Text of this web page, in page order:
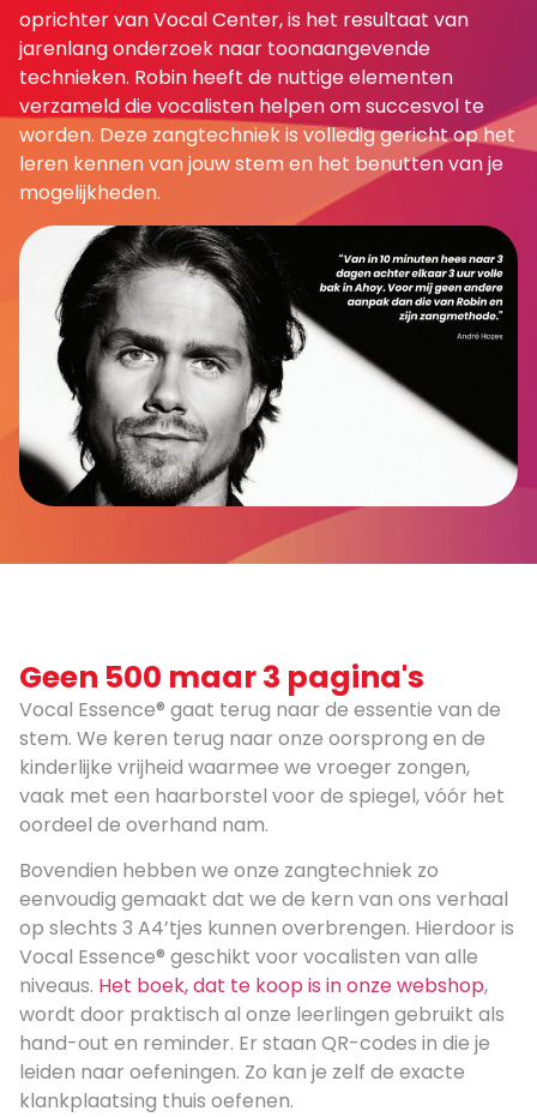
oprichter van Vocal Center, is het resultaat van
jarenlang onderzoek naar toonaangevende
technieken. Robin heeft de nuttige elementen
verzameld die vocalisten helpen om succesvol te
worden. Deze zangtechniek is volledig gericht op het
leren kennen van jouw stem en het benutten van je
mogelijkheden.
Geen 500 maar 3 pagina's
Vocal Essence® gaat terug naar de essentie van de
stem. We keren terug naar onze oorsprong en de
kinderlijke vrijheid waarmee we vroeger zongen,
vaak met een haarborstel voor de spiegel, vóór het
oordeel de overhand nam.
Bovendien hebben we onze zangtechniek zo
eenvoudig gemaakt dat we de kern van ons verhaal
op slechts 3 A4’tjes kunnen overbrengen. Hierdoor is
Vocal Essence® geschikt voor vocalisten van alle
niveaus. Het boek, dat te koop is in onze webshop,
wordt door praktisch al onze leerlingen gebruikt als
hand-out en reminder. Er staan QR-codes in die je
leiden naar oefeningen. Zo kan je zelf de exacte
klankplaatsing thuis oefenen.